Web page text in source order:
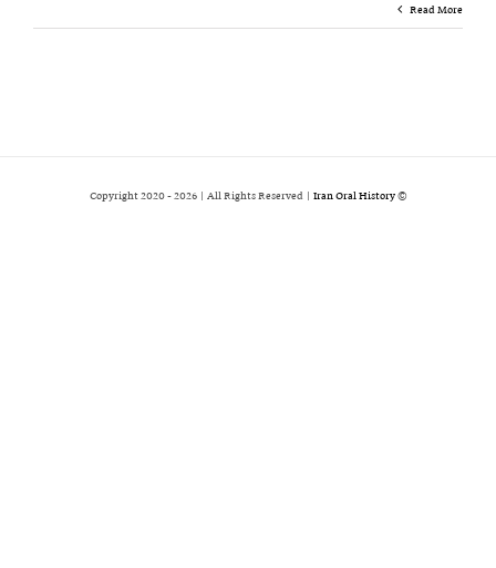
Read More
© Copyright 2020 -
2026 | All Rights Reserved | Iran Oral History